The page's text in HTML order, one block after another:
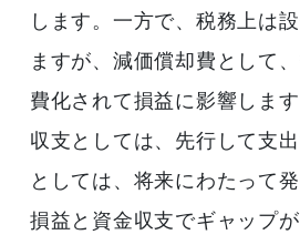
します。一方で、税務上は
ますが、減価償却費として
費化されて損益に影響しま
収支としては、先行して支
としては、将来にわたって
損益と資金収支でギャップ